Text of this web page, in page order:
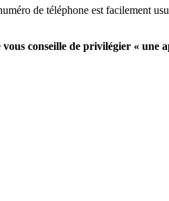
de téléphone est facilement
vous conseille de privilégier « une